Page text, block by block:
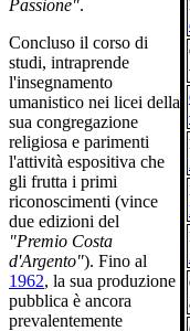
Passione".
Concluso il corso di
studi, intraprende
l'insegnamento
umanistico nei licei della
sua congregazione
religiosa e parimenti
l'attività espositiva che
gli frutta i primi
riconoscimenti (vince
due edizioni del
"Premio Costa
d'Argento"). Fino al
1962, la sua produzione
pubblica è ancora
prevalentemente